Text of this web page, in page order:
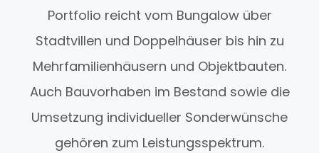
Portfolio reicht vom Bungalow über
Stadtvillen und Doppelhäuser bis hin zu
Mehrfamilienhäusern und Objektbauten.
Auch Bauvorhaben im Bestand sowie die
Umsetzung individueller Sonderwünsche
gehören zum Leistungsspektrum.